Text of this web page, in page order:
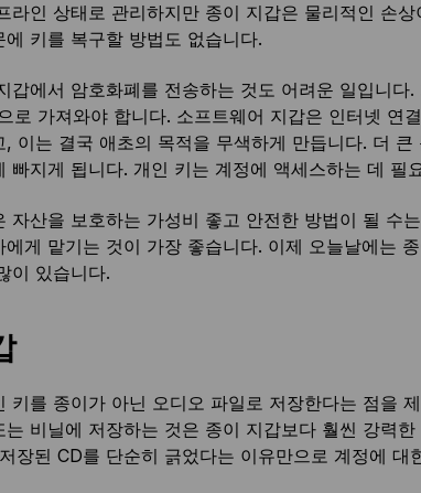
라인 상태로 관리하지만 종이 지갑은 물리적인 손
키를 복구할 방법도 없습니다.
갑에서 암호화폐를 전송하는 것도 어려운 일입니
로 가져와야 합니다. 소프트웨어 지갑은 인터넷 연
, 이는 결국 애초의 목적을 무색하게 만듭니다. 더
빠지게 됩니다. 개인 키는 계정에 액세스하는 데 필
자산을 보호하는 가성비 좋고 안전한 방법이 될 수
에게 맡기는 것이 가장 좋습니다. 이제 오늘날에는
이 있습니다.
키를 종이가 아닌 오디오 파일로 저장한다는 점을
는 비닐에 저장하는 것은 종이 지갑보다 훨씬 강력
장된 CD를 단순히 긁었다는 이유만으로 계정에